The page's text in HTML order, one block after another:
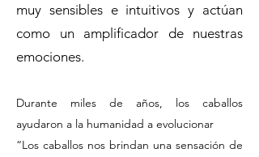
muy sensibles e intuitivos y actúan
como un amplificador de nuestras
emociones.
Durante miles de años, los caballos
ayudaron a la humanidad a evolucionar
“Los caballos nos brindan una sensación de